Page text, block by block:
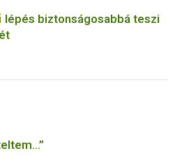
lépés biztonságosabbá teszi